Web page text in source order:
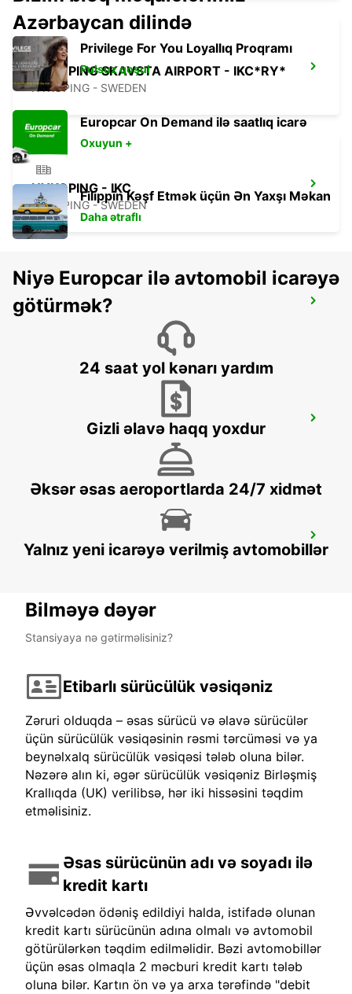
NYKOPING SKAVSTA AIRPORT - IKC*RY*
NYKOPING - SWEDEN
NYKOPING - IKC
NYKOPING - SWEDEN
OREBRO BOFORS AIRPORT - IKC*RY*
NASSJO - IKC
NASSJO - SWEDEN
OREBRO - IKC
OREBRO - SWEDEN
Azərbaycan dilində
Privilege For You Loyallıq Proqramı
Pulsuz qoşul
Europcar On Demand ilə saatlıq icarə
Oxuyun +
Filippin Kəşf Etmək üçün Ən Yaxşı Məkan
Daha ətraflı
Niyə Europcar ilə avtomobil icarəyə
götürmək?
24 saat yol kənarı yardım
Gizli əlavə haqq yoxdur
Əksər əsas aeroportlarda 24/7 xidmət
Yalnız yeni icarəyə verilmiş avtomobillər
Bilməyə dəyər
Stansiyaya nə gətirməlisiniz?
Etibarlı sürücülük vəsiqəniz
Zəruri olduqda – əsas sürücü və əlavə sürücülər
üçün sürücülük vəsiqəsinin rəsmi tərcüməsi və ya
beynəlxalq sürücülük vəsiqəsi tələb oluna bilər.
Nəzərə alın ki, əgər sürücülük vəsiqəniz Birləşmiş
Krallıqda (UK) verilibsə, hər iki hissəsini təqdim
etməlisiniz.
Əsas sürücünün adı və soyadı ilə
kredit kartı
Əvvəlcədən ödəniş edildiyi halda, istifadə olunan
kredit kartı sürücünün adına olmalı və avtomobil
götürülərkən təqdim edilməlidir. Bəzi avtomobillər
üçün əsas olmaqla 2 məcburi kredit kartı tələb
oluna bilər. Kartın ön və ya arxa tərəfində "debit